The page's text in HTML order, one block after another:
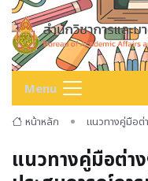
Menu
หน้าหลัก แนวทางคู่มือต่
แนวทางคู่มือต่า